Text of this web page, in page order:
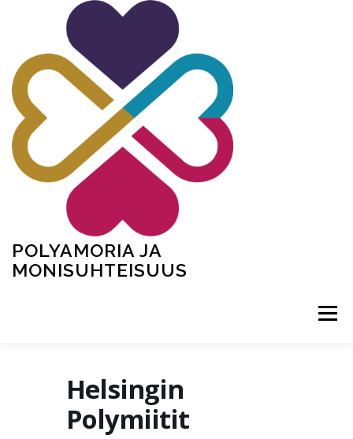
POLYAMORIA JA
MONISUHTEISUUS
Valikko
YHDISTYS KAUPPA YHTEYSTIEDOT
Helsingin
Polymiitit